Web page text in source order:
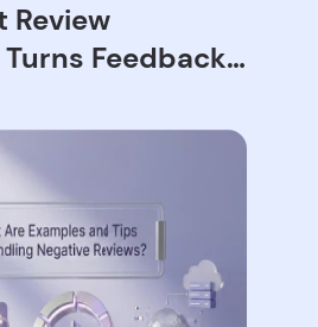
Review
Feedback